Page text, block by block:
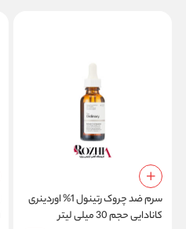
سرم ضد چروک رتینول 1% اوردینری
کانادایی حجم 30 میلی لیتر